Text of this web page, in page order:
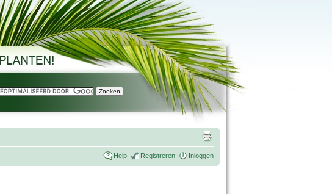
Help Registreren Inloggen